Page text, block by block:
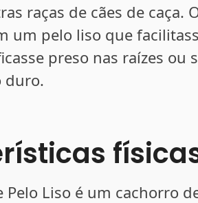
raças de cães de caça.
um pelo liso que
preso nas raízes
duro.
Pelo Liso é um cachorro